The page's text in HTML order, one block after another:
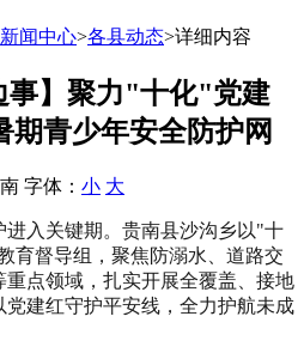
新闻中心>各县动态>详细内容
事】聚力"十化"党建
期青少年安全防护网
字体： 小 大
入关键期。贵南县沙沟乡以"十
育督导组，聚焦防溺水、道路交
点领域，扎实开展全覆盖、接地
建红守护平安线，全力护航未成